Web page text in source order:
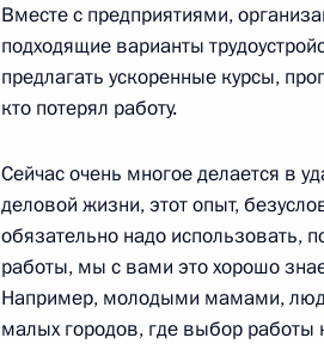
Встреча с
26 июля 2026 года
Вместе с предприятиями,
подходящие варианты
предлагать ускоренные курсы,
кто потерял работу.
Сейчас очень многое делается в
деловой жизни, этот опыт,
обязательно надо использовать,
работы, мы с вами это хорошо
Например, молодыми мамами,
малых городов, где выбор работы